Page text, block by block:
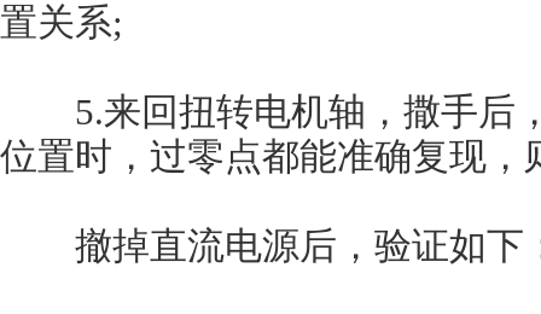
置关系;
5.来回扭转电机轴，撒手后
位置时，过零点都能准确复现，
撤掉直流电源后，验证如下